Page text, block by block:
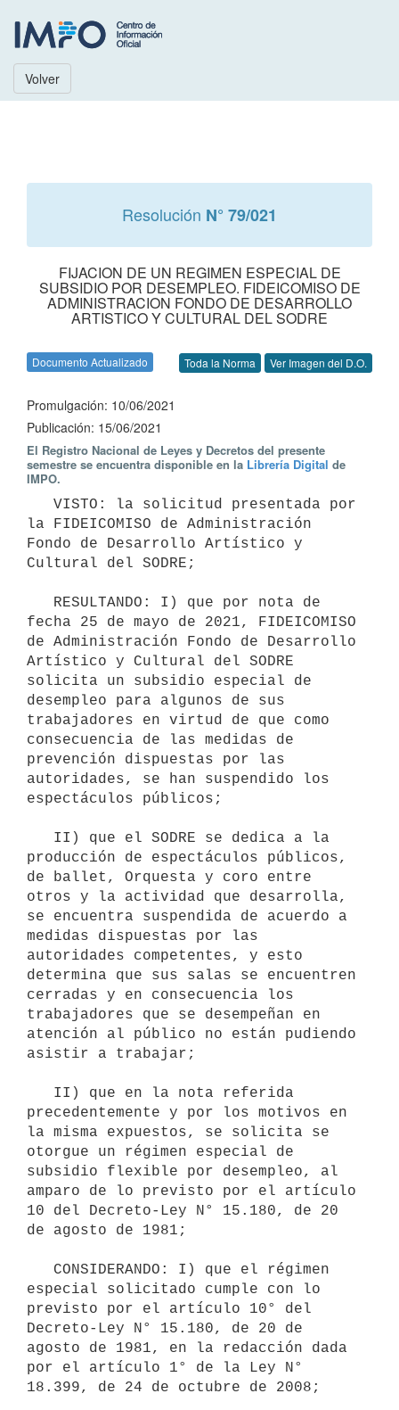
Volver
Resolución N° 79/021
FIJACION DE UN REGIMEN ESPECIAL DE
SUBSIDIO POR DESEMPLEO. FIDEICOMISO DE
ADMINISTRACION FONDO DE DESARROLLO
ARTISTICO Y CULTURAL DEL SODRE
Documento Actualizado Toda la Norma Ver Imagen del D.O.
Promulgación: 10/06/2021
Publicación: 15/06/2021
El Registro Nacional de Leyes y Decretos del presente
semestre se encuentra disponible en la Librería Digital de
IMPO.
la FIDEICOMISO de Administración
Fondo de Desarrollo Artístico y
Cultural del SODRE;
fecha 25 de mayo de 2021, FIDEICOMISO
de Administración Fondo de Desarrollo
Artístico y Cultural del SODRE
solicita un subsidio especial de
desempleo para algunos de sus
trabajadores en virtud de que como
consecuencia de las medidas de
prevención dispuestas por las
autoridades, se han suspendido los
espectáculos públicos;
producción de espectáculos públicos,
de ballet, Orquesta y coro entre
otros y la actividad que desarrolla,
se encuentra suspendida de acuerdo a
medidas dispuestas por las
autoridades competentes, y esto
determina que sus salas se encuentren
cerradas y en consecuencia los
trabajadores que se desempeñan en
atención al público no están pudiendo
asistir a trabajar;
precedentemente y por los motivos en
la misma expuestos, se solicita se
otorgue un régimen especial de
subsidio flexible por desempleo, al
amparo de lo previsto por el artículo
10 del Decreto-Ley N° 15.180, de 20
de agosto de 1981;
especial solicitado cumple con lo
previsto por el artículo 10° del
Decreto-Ley N° 15.180, de 20 de
agosto de 1981, en la redacción dada
por el artículo 1° de la Ley N°
18.399, de 24 de octubre de 2008;